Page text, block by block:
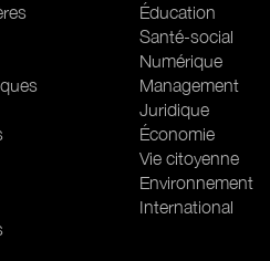
Éducation
Santé-social
Numérique
Management
Juridique
Économie
Vie citoyenne
Environnement
International